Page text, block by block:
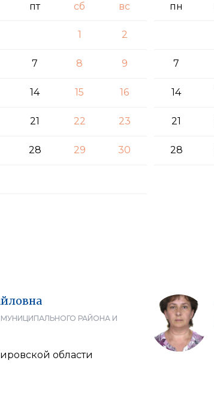
пт сб вс
1 2
7 8 9
14 15 16
21 22 23
28 29 30
пн
7
14
21
28
РАЙОНА И
области